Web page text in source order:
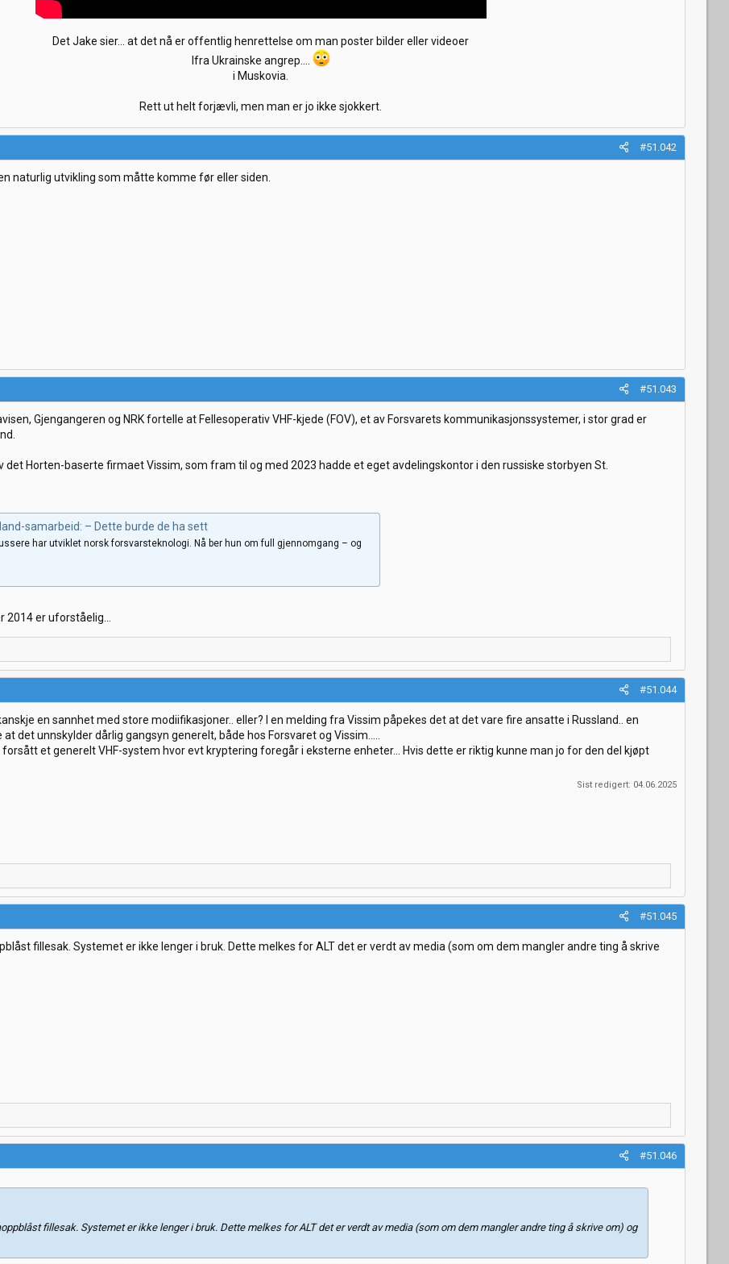
Det Jake sier... at det nå er offentlig henrettelse om man poster bilder eller videoer
Ifra Ukrainske angrep....
i Muskovia.
Rett ut helt forjævli, men man er jo ikke sjokkert.​
#51.042
naturlig utvikling som måtte komme før eller siden.
#51.043
Gjengangeren og NRK fortelle at Fellesoperativ VHF-kjede (FOV), et av Forsvarets kommunikasjonssystemer, i stor grad er
det Horten-baserte firmaet Vissim, som fram til og med 2023 hadde et eget avdelingskontor i den russiske storbyen St.
samarbeid: – Dette burde de ha sett
har utviklet norsk forsvarsteknologi. Nå ber hun om full gjennomgang – og
2014 er uforståelig...
#51.044
en sannhet med store modiifikasjoner.. eller? I en melding fra Vissim påpekes det at det vare fire ansatte i Russland.. en
det unnskylder dårlig gangsyn generelt, både hos Forsvaret og Vissim.....
forsått et generelt VHF-system hvor evt kryptering foregår i eksterne enheter... Hvis dette er riktig kunne man jo for den del kjøpt
Sist redigert: 04.06.2025
#51.045
fillesak. Systemet er ikke lenger i bruk. Dette melkes for ALT det er verdt av media (som om dem mangler andre ting å skrive
#51.046
fillesak. Systemet er ikke lenger i bruk. Dette melkes for ALT det er verdt av media (som om dem mangler andre ting å skrive om) og